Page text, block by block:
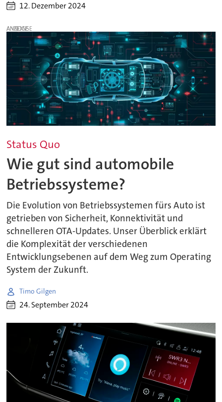
12. Dezember 2024
ANZEIGE
Status Quo
Wie gut sind automobile
Betriebssysteme?
Die Evolution von Betriebssystemen fürs Auto ist
getrieben von Sicherheit, Konnektivität und
schnelleren OTA-Updates. Unser Überblick erklärt
die Komplexität der verschiedenen
Entwicklungsebenen auf dem Weg zum Operating
System der Zukunft.
Timo Gilgen
24. September 2024